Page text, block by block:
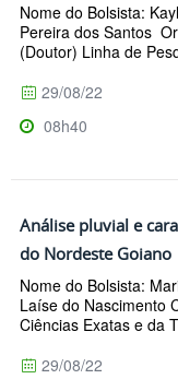
Nome do Bolsista:
Pereira dos Santos
(Doutor) Linha de
29/08/22
08h40
Análise pluvial e
do Nordeste Goiano
Nome do Bolsista:
Laíse do Nascimento
Ciências Exatas e da
29/08/22